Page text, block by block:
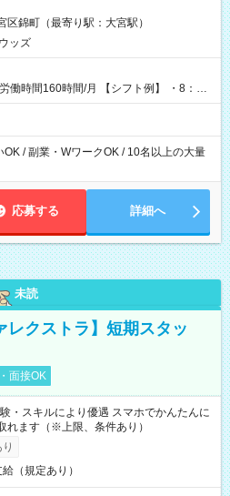
区錦町（最寄り駅：大宮駅）
ッズ
間/月 【シフト例】 ・8：00
OK / 副業・WワークOK / 10名以上の大量
応募する 詳細へ
未読
レクストラ】短期スタッ
面接OK
スキルにより優遇 スマホでかんたんに
れます（※上限、条件あり）
（規定あり）